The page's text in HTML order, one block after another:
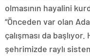
olmasının hayalini
“Önceden var olan
çalışması da
şehrimizde raylı